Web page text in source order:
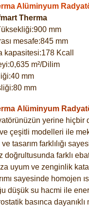
Alüminyum
Therma
mm
mesafe:845 mm
kapasitesi:178 Kcall
m²/Dilim
mm
mm
Alüminyum
yerine hiçbir
çeşitli modelleri ile
tasarım farklılığı
doğrultusunda farklı
uyum ve zenginlik
sayesinde homojen
düşük su hacmi ile
basınca dayanıklı